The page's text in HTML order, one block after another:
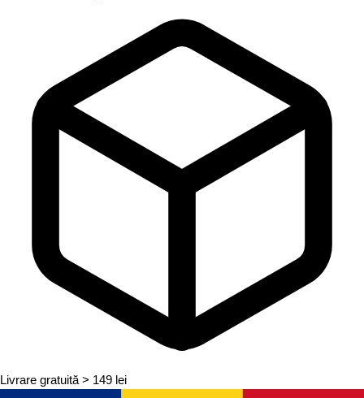
Livrare gratuită > 149 lei